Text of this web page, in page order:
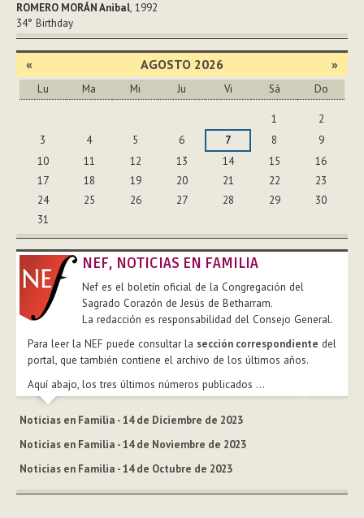
ROMERO MORÁN Anibal, 1992
34° Birthday
« AGOSTO 2026 »
Lu Ma Mi Ju Vi Sá Do
1
2
3
4 5 6 7 8
9
10
11 12 13 14 15
16
17
18 19 20 21 22
23
24
25 26 27 28 29
30
31
NEF, NOTICIAS EN FAMILIA
Nef es el boletín oficial de la Congregación del
Sagrado Corazón de Jesús de Betharram.
La redacción es responsabilidad del Consejo General.
Para leer la NEF puede consultar la sección correspondiente del
portal, que también contiene el archivo de los últimos años.
Aquí abajo, los tres últimos números publicados ...
Noticias en Familia - 14 de Diciembre de 2023
Noticias en Familia - 14 de Noviembre de 2023
Noticias en Familia - 14 de Octubre de 2023